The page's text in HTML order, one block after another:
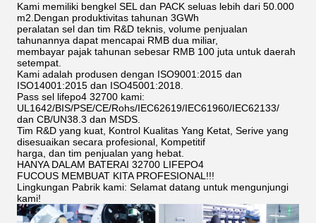
Kami memiliki bengkel SEL dan PACK seluas lebih dari 50.000
m2.Dengan produktivitas tahunan 3GWh
peralatan sel dan tim R&D teknis, volume penjualan
tahunannya dapat mencapai RMB dua miliar,
membayar pajak tahunan sebesar RMB 100 juta untuk daerah
setempat.
Kami adalah produsen dengan ISO9001:2015 dan
ISO14001:2015 dan ISO45001:2018.
Pass sel lifepo4 32700 kami:
UL1642/BIS/PSE/CE/Rohs/IEC62619/IEC61960/IEC62133/
dan CB/UN38.3 dan MSDS.
Tim R&D yang kuat, Kontrol Kualitas Yang Ketat, Serive yang
disesuaikan secara profesional, Kompetitif
harga, dan tim penjualan yang hebat.
HANYA DALAM BATERAI 32700 LIFEPO4
FUCOUS MEMBUAT KITA PROFESIONAL!!!
Lingkungan Pabrik kami: Selamat datang untuk mengunjungi
kami!